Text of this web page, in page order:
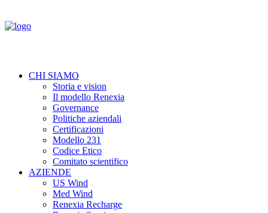
CHI SIAMO
Storia e vision
Il modello Renexia
Governance
Politiche aziendali
Certificazioni
Modello 231
Codice Etico
Comitato scientifico
AZIENDE
US Wind
Med Wind
Renexia Recharge